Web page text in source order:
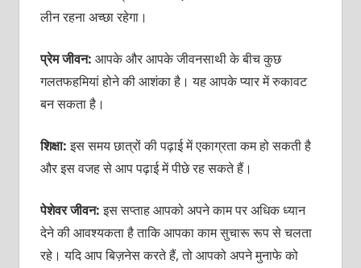
लीन रहना अच्‍छा रहेगा।
प्रेम जीवन: आपके और आपके जीवनसाथी के बीच कुछ
गलतफहमियां होने की आशंका है। यह आपके प्‍यार में रुकावट
बन सकता है।
शिक्षा:इस समय छात्रों की पढ़ाई में एकाग्रता कम हो सकती है
और इस वजह से आप पढ़ाई में पीछे रह सकते हैं।
पेशेवर जीवन:इस सप्‍ताह आपको अपने काम पर अधिक ध्‍यान
देने की आवश्‍यकता है ताकि आपका काम सुचारू रूप से चलता
रहे। यदि आप बिज़नेस करते हैं, तो आपको अपने मुनाफे को